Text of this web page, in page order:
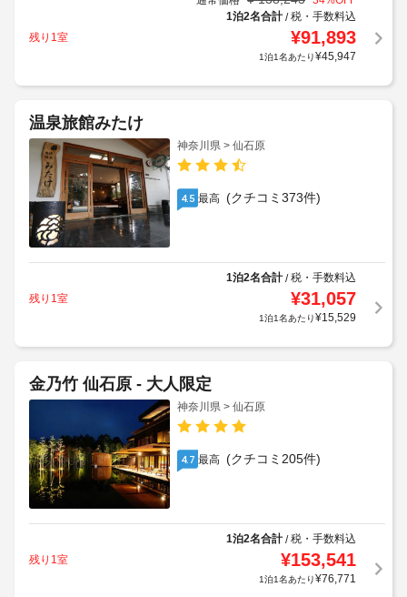
1泊2名合計/税・手数料込
残り1室
¥91,893
1泊1名あたり¥45,947
温泉旅館みたけ
神奈川県 > 仙石原
4.5 最高 (クチコミ373件)
1泊2名合計/税・手数料込
残り1室
¥31,057
1泊1名あたり¥15,529
金乃竹 仙石原 - 大人限定
神奈川県 > 仙石原
4.7 最高 (クチコミ205件)
1泊2名合計/税・手数料込
残り1室
¥153,541
1泊1名あたり¥76,771